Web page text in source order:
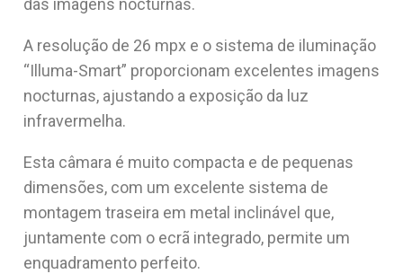
das imagens nocturnas.
A resolução de 26 mpx e o sistema de iluminação
“Illuma-Smart” proporcionam excelentes imagens
nocturnas, ajustando a exposição da luz
infravermelha.
Esta câmara é muito compacta e de pequenas
dimensões, com um excelente sistema de
montagem traseira em metal inclinável que,
juntamente com o ecrã integrado, permite um
enquadramento perfeito.